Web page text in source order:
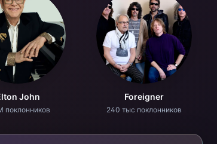
John
поклонников
Foreigner
240 тыс поклонников